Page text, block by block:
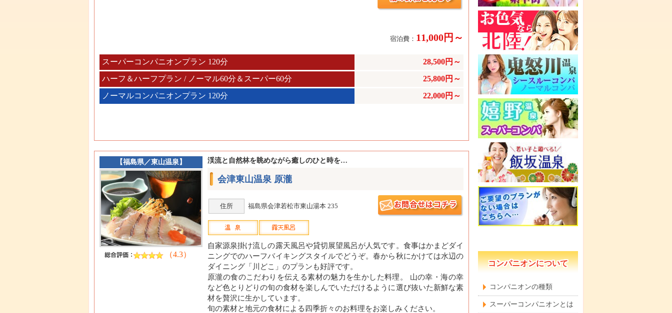
宿泊費： 11,000円～
スーパーコンパニオンプラン 120分
28,500円～
ハーフ＆ハーフプラン / ノーマル60分＆スーパー60分
25,800円～
ノーマルコンパニオンプラン 120分
22,000円～
【福島県／東山温泉】
（4.3）
渓流と自然林を眺めながら癒しのひと時を…
会津東山温泉 原瀧
住所 福島県会津若松市東山湯本 235
自家源泉掛け流しの露天風呂や貸切展望風呂が人気です。食事はかまどダイ
ニングでのハーフバイキングスタイルでどうぞ。春から秋にかけては水辺の
ダイニング「川どこ」のプランも好評です。
原瀧の食のこだわりを伝える素材の魅力を生かした料理。 山の幸・海の幸
など色とりどりの旬の食材を楽しんでいただけるように選び抜いた新鮮な素
材を贅沢に生かしています。
旬の素材と地元の食材による四季折々のお料理をお楽しみください。
コンパニオンについて
コンパニオンの種類
スーパーコンパニオンとは